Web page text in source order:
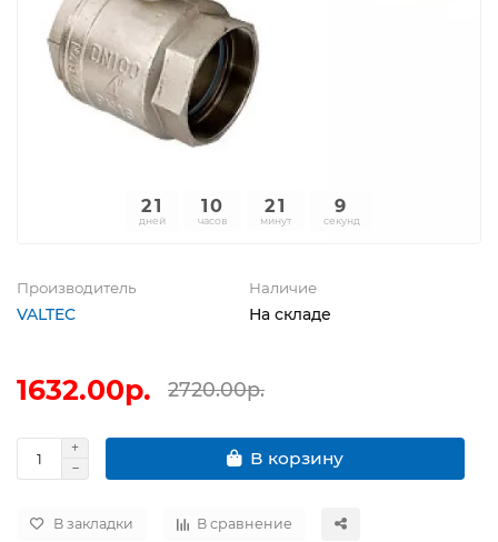
21
дней
10
часов
21
минут
9
секунд
Производитель
VALTEC
Наличие
На складе
1632.00р. 2720.00р.
В корзину
В закладки В сравнение